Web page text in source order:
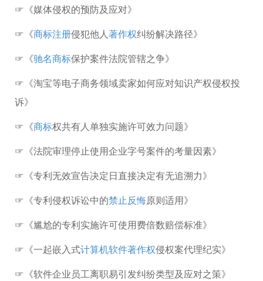
☞《媒体侵权的预防及应对》
☞《商标注册侵犯他人著作权纠纷解决路径》
☞《驰名商标保护案件法院管辖之争》
☞《淘宝等电子商务领域卖家如何应对知识产权侵权投
诉》
☞《商标权共有人单独实施许可效力问题》
☞《法院审理停止使用企业字号案件的考量因素》
☞《专利无效宣告决定日直接决定有无追溯力》
☞《专利侵权诉讼中的禁止反悔原则适用》
☞《尴尬的专利实施许可使用费倍数赔偿标准》
☞《一起嵌入式计算机软件著作权侵权案代理纪实》
☞《软件企业员工离职易引发纠纷类型及应对之策》